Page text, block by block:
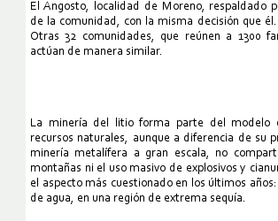
El Angosto, localidad de Moreno, respaldado
de la comunidad, con la misma decisión que él.
Otras 32 comunidades, que reúnen a 1300
actúan de manera similar.
La minería del litio forma parte del modelo
recursos naturales, aunque a diferencia de su
minería metalífera a gran escala, no
montañas ni el uso masivo de explosivos y
el aspecto más cuestionado en los últimos
de agua, en una región de extrema sequía.